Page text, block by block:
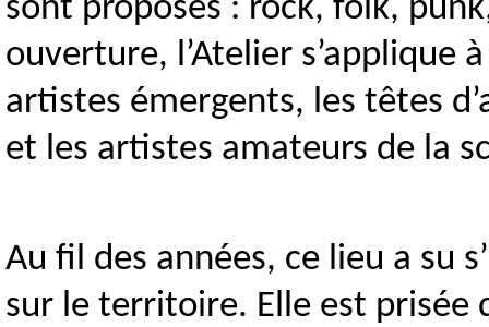
sont proposés : rock, folk,
ouverture, l’Atelier s’applique
artistes émergents, les têtes
et les artistes amateurs de la
Au fil des années, ce lieu a su
sur le territoire. Elle est prisée